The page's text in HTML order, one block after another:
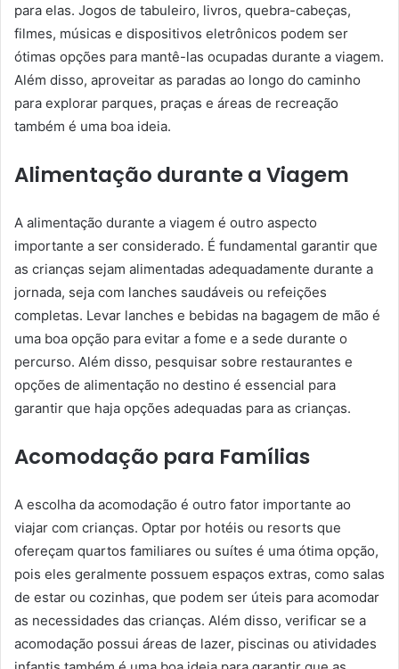
para elas. Jogos de tabuleiro, livros, quebra-cabeças,
filmes, músicas e dispositivos eletrônicos podem ser
ótimas opções para mantê-las ocupadas durante a viagem.
Além disso, aproveitar as paradas ao longo do caminho
para explorar parques, praças e áreas de recreação
também é uma boa ideia.
Alimentação durante a Viagem
A alimentação durante a viagem é outro aspecto
importante a ser considerado. É fundamental garantir que
as crianças sejam alimentadas adequadamente durante a
jornada, seja com lanches saudáveis ou refeições
completas. Levar lanches e bebidas na bagagem de mão é
uma boa opção para evitar a fome e a sede durante o
percurso. Além disso, pesquisar sobre restaurantes e
opções de alimentação no destino é essencial para
garantir que haja opções adequadas para as crianças.
Acomodação para Famílias
A escolha da acomodação é outro fator importante ao
viajar com crianças. Optar por hotéis ou resorts que
ofereçam quartos familiares ou suítes é uma ótima opção,
pois eles geralmente possuem espaços extras, como salas
de estar ou cozinhas, que podem ser úteis para acomodar
as necessidades das crianças. Além disso, verificar se a
acomodação possui áreas de lazer, piscinas ou atividades